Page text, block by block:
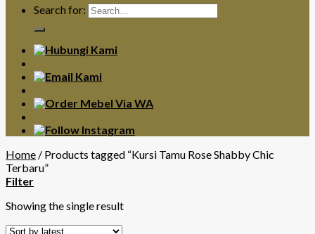
Search for:
Home / Products tagged “Kursi Tamu Rose Shabby Chic
Terbaru”
Filter
Showing the single result